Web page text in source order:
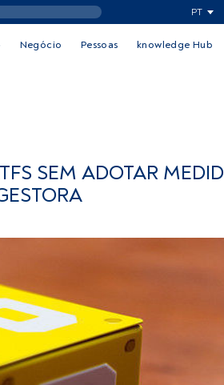
PT
Negócio Pessoas knowledge Hub
SEM ADOTAR